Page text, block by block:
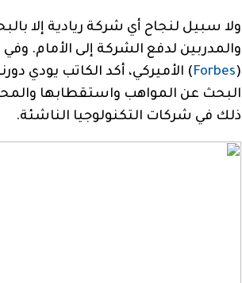
ولا سبيل لنجاح أي شركة ريادية إلا
والمدربين لدفع الشركة إلى الأمام.
(
Forbes
) الأميركي، أكد الكاتب يودي
البحث عن المواهب واستقطابها
ذلك في شركات التكنولوجيا الناشئة.